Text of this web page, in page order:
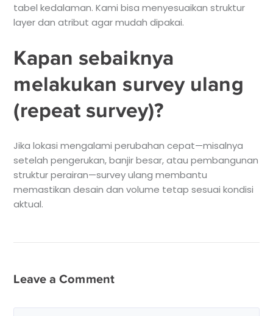
tabel kedalaman. Kami bisa menyesuaikan struktur
layer dan atribut agar mudah dipakai.
Kapan sebaiknya
melakukan survey ulang
(repeat survey)?
Jika lokasi mengalami perubahan cepat—misalnya
setelah pengerukan, banjir besar, atau pembangunan
struktur perairan—survey ulang membantu
memastikan desain dan volume tetap sesuai kondisi
aktual.
Leave a Comment